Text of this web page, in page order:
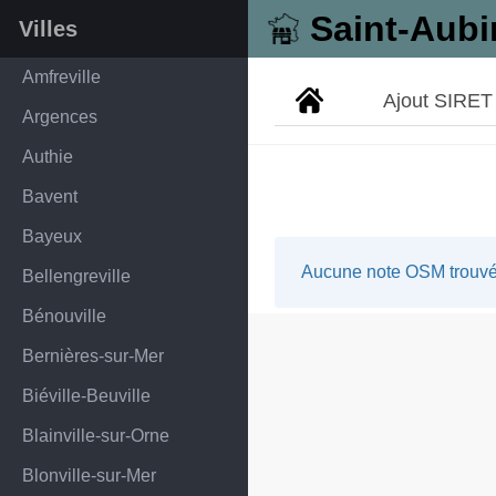
Saint-
Villes
Amfreville
Argences
Authie
Bavent
Bayeux
Bellengreville
Bénouville
Bernières-sur-Mer
Biéville-Beuville
Blainville-sur-Orne
Blonville-sur-Mer
Ajout SIRET
Aucune note OSM